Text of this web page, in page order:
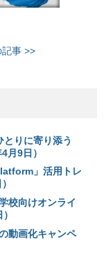
記事 >>
りに寄り添う
月9日）
」活用トレ
校向けオンライ
動画化キャンペ